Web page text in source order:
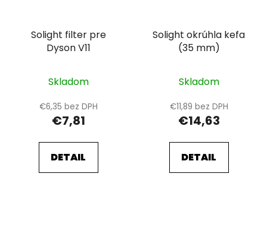
Solight filter pre
Dyson V11
Skladom
€6,35 bez DPH
€7,81
DETAIL
Solight okrúhla kefa
(35 mm)
Skladom
€11,89 bez DPH
€14,63
DETAIL